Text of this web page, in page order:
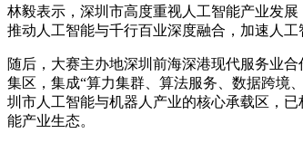
林毅表示，深圳市高度重视人工智能产业发
推动人工智能与千行百业深度融合，加速人
随后，大赛主办地深圳前海深港现代服务业
集区，集成“算力集群、算法服务、数据跨境
圳市人工智能与机器人产业的核心承载区，
能产业生态。